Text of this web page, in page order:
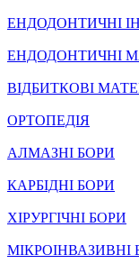
ЕНДОДОНТИЧНІ
ЕНДОДОНТИЧНІ
ВІДБИТКОВІ
ОРТОПЕДІЯ
АЛМАЗНІ БОРИ
КАРБІДНІ БОРИ
ХІРУРГІЧНІ БОРИ
МІКРОІНВАЗИВНІ